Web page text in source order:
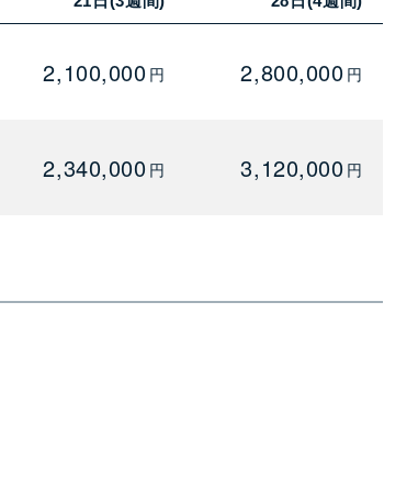
2,100,000 円 2,800,000 円
2,340,000 円 3,120,000 円